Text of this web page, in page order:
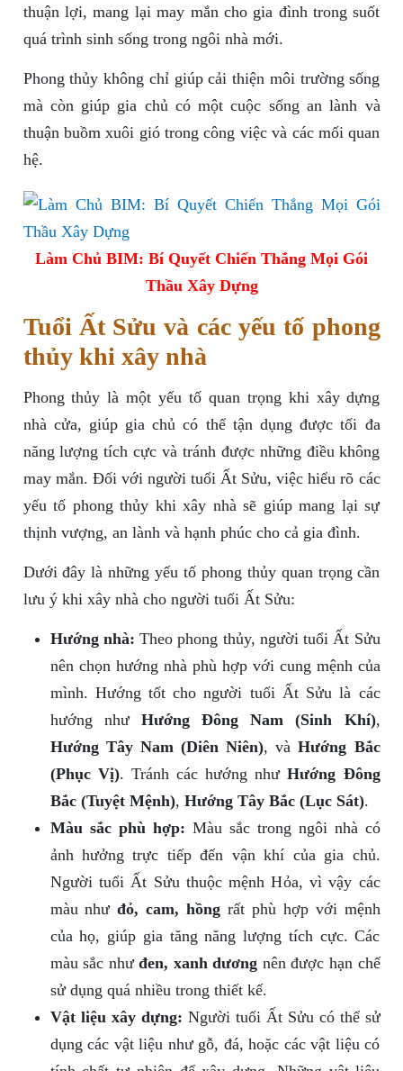
thuận lợi, mang lại may mắn cho gia đình trong suốt
quá trình sinh sống trong ngôi nhà mới.
Phong thủy không chỉ giúp cải thiện môi trường sống
mà còn giúp gia chủ có một cuộc sống an lành và
thuận buồm xuôi gió trong công việc và các mối quan
hệ.
Làm Chủ BIM: Bí Quyết Chiến Thắng Mọi Gói
Thầu Xây Dựng
Tuổi Ất Sửu và các yếu tố phong
thủy khi xây nhà
Phong thủy là một yếu tố quan trọng khi xây dựng
nhà cửa, giúp gia chủ có thể tận dụng được tối đa
năng lượng tích cực và tránh được những điều không
may mắn. Đối với người tuổi Ất Sửu, việc hiểu rõ các
yếu tố phong thủy khi xây nhà sẽ giúp mang lại sự
thịnh vượng, an lành và hạnh phúc cho cả gia đình.
Dưới đây là những yếu tố phong thủy quan trọng cần
lưu ý khi xây nhà cho người tuổi Ất Sửu:
Hướng nhà: Theo phong thủy, người tuổi Ất Sửu
nên chọn hướng nhà phù hợp với cung mệnh của
mình. Hướng tốt cho người tuổi Ất Sửu là các
hướng như Hướng Đông Nam (Sinh Khí),
Hướng Tây Nam (Diên Niên), vàHướng Bắc
(Phục Vị). Tránh các hướng nhưHướng Đông
Bắc (Tuyệt Mệnh), Hướng Tây Bắc (Lục Sát).
Màu sắc phù hợp: Màu sắc trong ngôi nhà có
ảnh hưởng trực tiếp đến vận khí của gia chủ.
Người tuổi Ất Sửu thuộc mệnh Hỏa, vì vậy các
màu nhưđỏ, cam, hồng rất phù hợp với mệnh
của họ, giúp gia tăng năng lượng tích cực. Các
màu sắc nhưđen, xanh dương nên được hạn chế
sử dụng quá nhiều trong thiết kế.
Vật liệu xây dựng: Người tuổi Ất Sửu có thể sử
dụng các vật liệu như gỗ, đá, hoặc các vật liệu có